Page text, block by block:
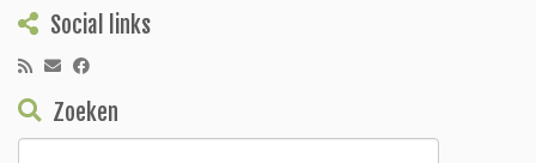
Social links
Zoeken